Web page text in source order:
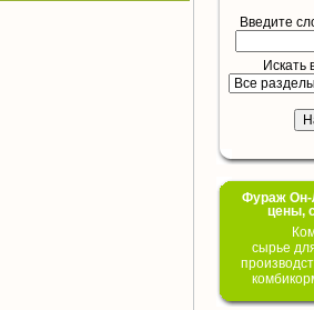
Введите
Искать
Фураж Он-
цены,
сырье